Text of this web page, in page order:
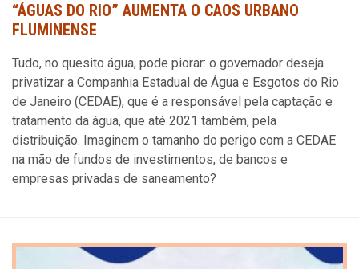
“ÁGUAS DO RIO” AUMENTA O CAOS URBANO
FLUMINENSE
Tudo, no quesito água, pode piorar: o governador deseja
privatizar a Companhia Estadual de Água e Esgotos do Rio
de Janeiro (CEDAE), que é a responsável pela captação e
tratamento da água, que até 2021 também, pela
distribuição. Imaginem o tamanho do perigo com a CEDAE
na mão de fundos de investimentos, de bancos e
empresas privadas de saneamento?